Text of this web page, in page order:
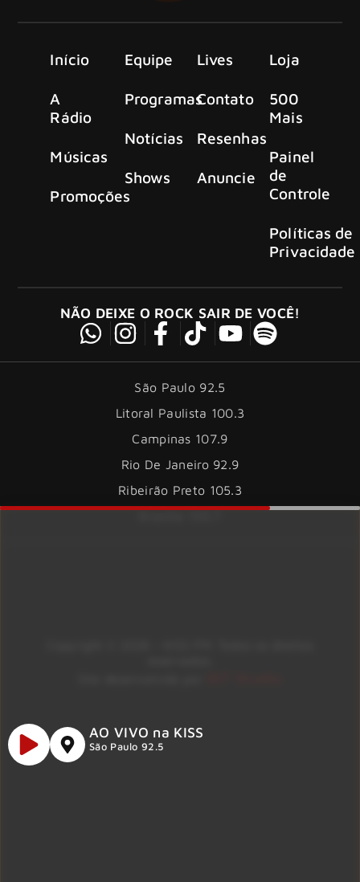
Início
A
Rádio
Músicas
Promoções
Equipe
Programas
Notícias
Shows
Lives
Contato
Resenhas
Anuncie
Loja
500
Mais
Painel
de
Controle
Políticas de
Privacidade
NÃO DEIXE O ROCK SAIR DE VOCÊ!
São Paulo 92.5
Litoral Paulista 100.3
Campinas 107.9
Rio De Janeiro 92.9
Ribeirão Preto 105.3
AO VIVO na KISS
São Paulo 92.5